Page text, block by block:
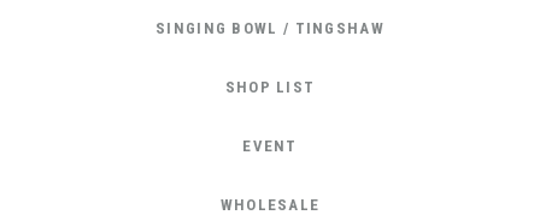
SINGING BOWL / TINGSHAW
SHOP LIST
EVENT
WHOLESALE